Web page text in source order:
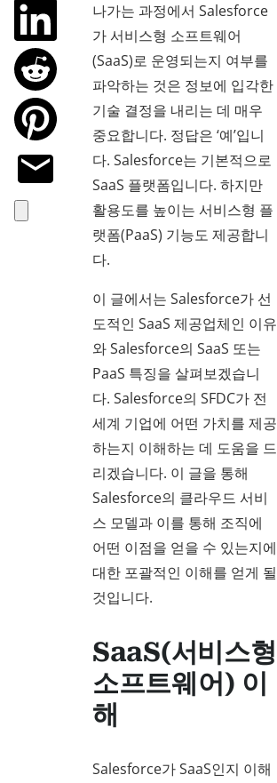
나가는 과정에서 Salesforce
가 서비스형 소프트웨어
(SaaS)로 운영되는지 여부를
파악하는 것은 정보에 입각한
기술 결정을 내리는 데 매우
중요합니다. 정답은 ‘예’입니
다. Salesforce는 기본적으로
SaaS 플랫폼입니다. 하지만
활용도를 높이는 서비스형 플
랫폼(PaaS) 기능도 제공합니
다.
이 글에서는 Salesforce가 선
도적인 SaaS 제공업체인 이유
와 Salesforce의 SaaS 또는
PaaS 특징을 살펴보겠습니
다. Salesforce의 SFDC가 전
세계 기업에 어떤 가치를 제공
하는지 이해하는 데 도움을 드
리겠습니다. 이 글을 통해
Salesforce의 클라우드 서비
스 모델과 이를 통해 조직에
어떤 이점을 얻을 수 있는지에
대한 포괄적인 이해를 얻게 될
것입니다.
SaaS(서비스형
소프트웨어) 이
해
Salesforce가 SaaS인지 이해